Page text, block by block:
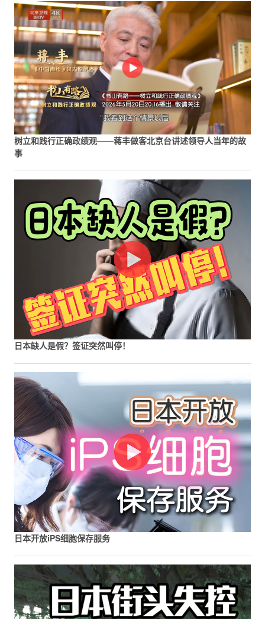
树立和践行正确政绩观——蒋丰做客北京台讲述领导人当年的故
事
日本缺人是假？签证突然叫停！
日本开放iPS细胞保存服务